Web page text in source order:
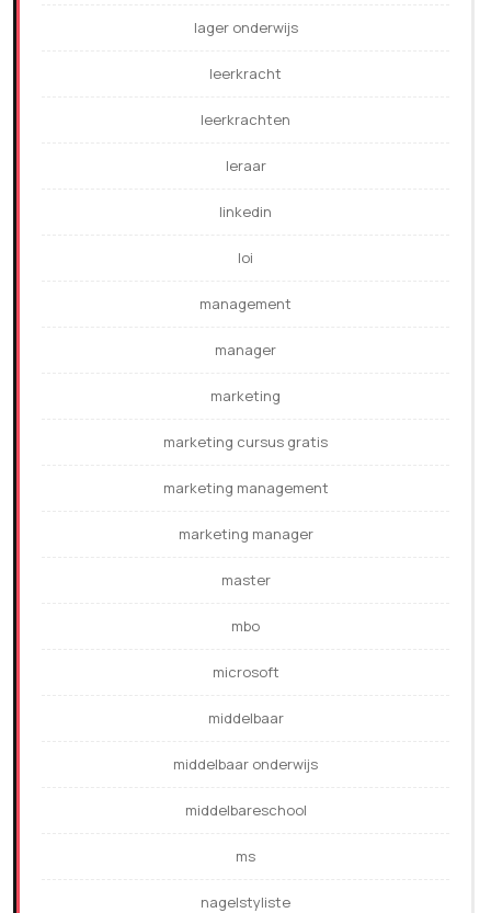
lager onderwijs
leerkracht
leerkrachten
leraar
linkedin
loi
management
manager
marketing
marketing cursus gratis
marketing management
marketing manager
master
mbo
microsoft
middelbaar
middelbaar onderwijs
middelbareschool
ms
nagelstyliste